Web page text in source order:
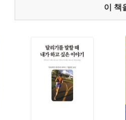
이 책